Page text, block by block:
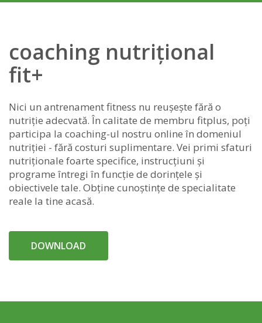
coaching nutrițional
fit+
Nici un antrenament fitness nu reușește fără o
nutriție adecvată. În calitate de membru fitplus, poți
participa la coaching-ul nostru online în domeniul
nutriției - fără costuri suplimentare. Vei primi sfaturi
nutriționale foarte specifice, instrucțiuni și
programe întregi în funcție de dorințele și
obiectivele tale. Obține cunoștințe de specialitate
reale la tine acasă.
DOWNLOAD